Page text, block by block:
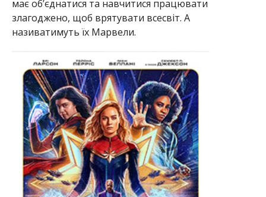
має об’єднатися та навчитися працювати
злагоджено, щоб врятувати всесвіт. А
називатимуть їх Марвели.